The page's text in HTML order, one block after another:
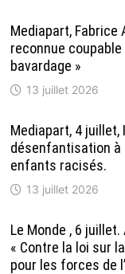
Mediapart, Fabrice
reconnue
bavardage »
13 juillet 2026
Mediapart, 4 juillet,
désenfantisation à
enfants racisés.
13 juillet 2026
Le Monde , 6
« Contre la loi sur
pour les forces de